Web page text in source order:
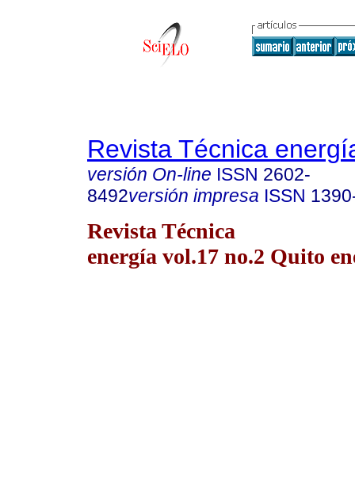
Revista Técnica
versión On-line ISSN 2602-
8492versión impresa ISSN
Revista Técnica
energía vol.17 no.2 Quito